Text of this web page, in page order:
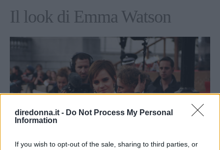
diredonna.it - Do Not Process My Personal
Information
If you wish to opt-out of the sale, sharing to third parties, or
Il look di Emma Watson